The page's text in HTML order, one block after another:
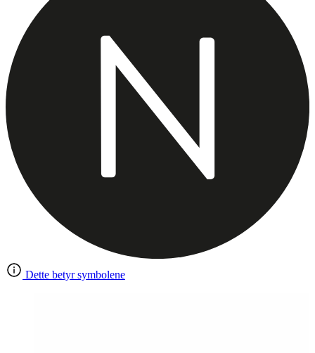
Dette betyr symbolene